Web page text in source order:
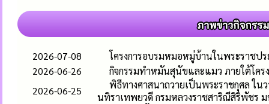
2026-07-08
โครงการอบรมหมอหมู่บ้านในพระราชปร
2026-06-26
กิจกรรมทำหมันสุนัขและแมว ภายใต้โค
2026-06-25
พิธีทางศาสนาถวายเป็นพระราชกุศล ใน
นทิราเทพยวดี กรมหลวงราชสาริณีสิริพัชร